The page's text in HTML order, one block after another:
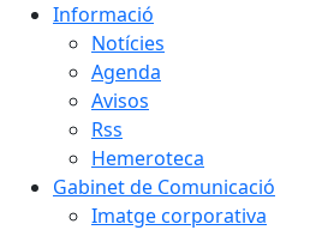
Informació
Notícies
Agenda
Avisos
Rss
Hemeroteca
Gabinet de Comunicació
Imatge corporativa